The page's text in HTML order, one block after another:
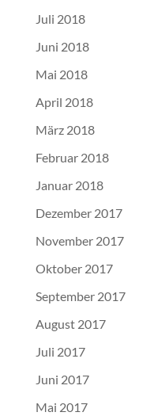
Juli 2018
Juni 2018
Mai 2018
April 2018
März 2018
Februar 2018
Januar 2018
Dezember 2017
November 2017
Oktober 2017
September 2017
August 2017
Juli 2017
Juni 2017
Mai 2017